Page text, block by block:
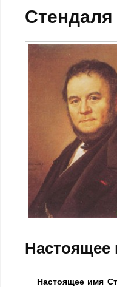
Стендаля
Настоящее
Настоящее имя